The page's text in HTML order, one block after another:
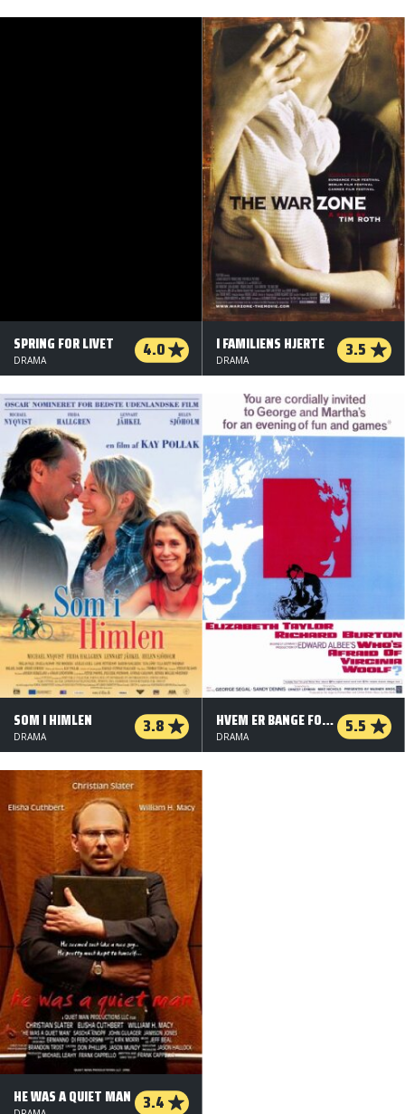
SPRING FOR LIVET 4.0
DRAMA
I FAMILIENS HJERTE 3.5
DRAMA
SOM I HIMLEN 3.8
DRAMA
HVEM ER BANGE FOR VIRGINIA WOOLF? 5.5
DRAMA
HE WAS A QUIET MAN 3.4